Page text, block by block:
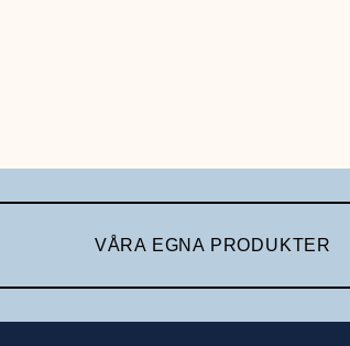
VÅRA EGNA PRODUKTER